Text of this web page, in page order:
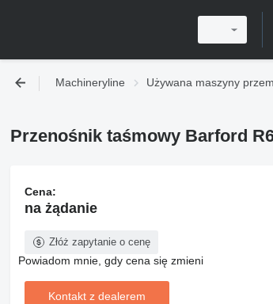
Machineryline Używana maszyny
Przenośnik taśmowy Barford
Cena:
na żądanie
Złóż zapytanie o cenę
Powiadom mnie, gdy cena się zmieni
Kontakt z dealerem